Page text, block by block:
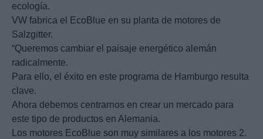
ecología.
VW fabrica el EcoBlue en su planta de motores de
Salzgitter.
“Queremos cambiar el paisaje energético alemán
radicalmente.
Para ello, el éxito en este programa de Hamburgo resulta
clave.
Ahora debemos centrarnos en crear un mercado para
este tipo de productos en Alemania.
Los motores EcoBlue son muy similares a los motores 2.